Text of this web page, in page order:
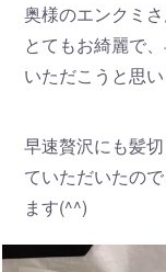
奥様のエンクミ
とてもお綺麗で
いただこうと思
早速贅沢にも髪
ていただいたの
ます(^^)